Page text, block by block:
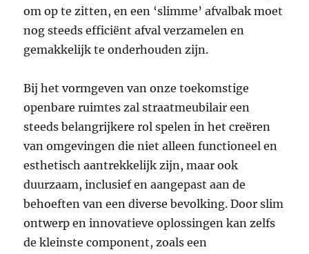
om op te zitten, en een ‘slimme’ afvalbak moet
nog steeds efficiënt afval verzamelen en
gemakkelijk te onderhouden zijn.
Bij het vormgeven van onze toekomstige
openbare ruimtes zal straatmeubilair een
steeds belangrijkere rol spelen in het creëren
van omgevingen die niet alleen functioneel en
esthetisch aantrekkelijk zijn, maar ook
duurzaam, inclusief en aangepast aan de
behoeften van een diverse bevolking. Door slim
ontwerp en innovatieve oplossingen kan zelfs
de kleinste component, zoals een